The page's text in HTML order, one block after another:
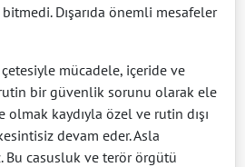
Dışarıda önemli mesafeler
mücadele, içeride ve
bir güvenlik sorunu olarak ele
olmak kaydıyla özel ve rutin dışı
devam eder. Asla
Bu casusluk ve terör örgütü